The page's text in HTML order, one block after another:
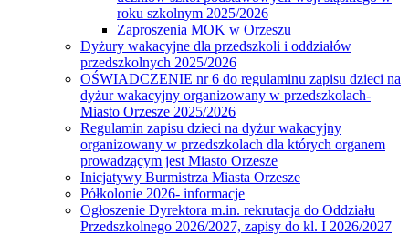
roku szkolnym 2025/2026
Zaproszenia MOK w Orzeszu
Dyżury wakacyjne dla przedszkoli i oddziałów
przedszkolnych 2025/2026
OŚWIADCZENIE nr 6 do regulaminu zapisu dzieci na
dyżur wakacyjny organizowany w przedszkolach-
Miasto Orzesze 2025/2026
Regulamin zapisu dzieci na dyżur wakacyjny
organizowany w przedszkolach dla których organem
prowadzącym jest Miasto Orzesze
Inicjatywy Burmistrza Miasta Orzesze
Półkolonie 2026- informacje
Ogłoszenie Dyrektora m.in. rekrutacja do Oddziału
Przedszkolnego 2026/2027, zapisy do kl. I 2026/2027